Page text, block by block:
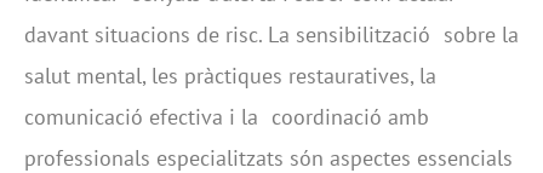
davant situacions de risc. La sensibilització sobre la
salut mental, les pràctiques restauratives, la
comunicació efectiva i la coordinació amb
professionals especialitzats són aspectes essencials